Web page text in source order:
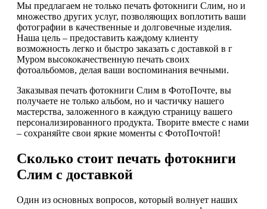
Мы предлагаем не только печать фотокниги Слим, но и
множество других услуг, позволяющих воплотить ваши
фотографии в качественные и долговечные изделия.
Наша цель – предоставить каждому клиенту
возможность легко и быстро заказать с доставкой в г
Муром высококачественную печать своих
фотоальбомов, делая ваши воспоминания вечными.
Заказывая печать фотокниги Слим в ФотоПочте, вы
получаете не только альбом, но и частичку нашего
мастерства, заложенного в каждую страницу вашего
персонализированного продукта. Творите вместе с нами
– сохраняйте свои яркие моменты с ФотоПочтой!
Сколько стоит печать фотокниги
Слим с доставкой
Один из основных вопросов, который волнует наших